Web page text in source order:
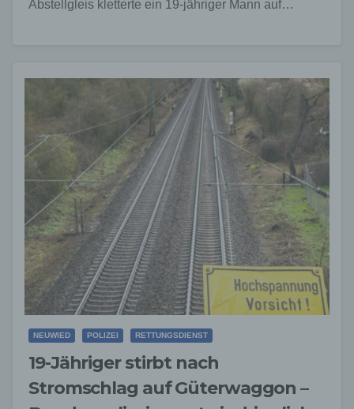
Abstellgleis kletterte ein 19-jähriger Mann auf…
NEUWIED POLIZEI RETTUNGSDIENST
19-Jähriger stirbt nach
Stromschlag auf Güterwaggon –